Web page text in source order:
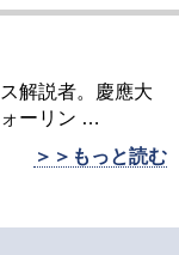
解説者。慶應大
ーリン …
＞＞もっと読む